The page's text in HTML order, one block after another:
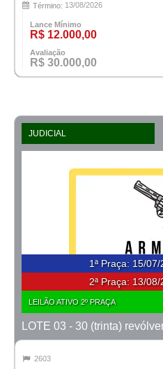
Término: 13/08/2026
Lance Mínimo
R$ 12.000,00
Avaliação
R$ 30.000,00
JUDICIAL
1ª Praça: 15/07/
2ª Praça: 13/08/
LEILÃO ATIVO 2º PRAÇA
2603